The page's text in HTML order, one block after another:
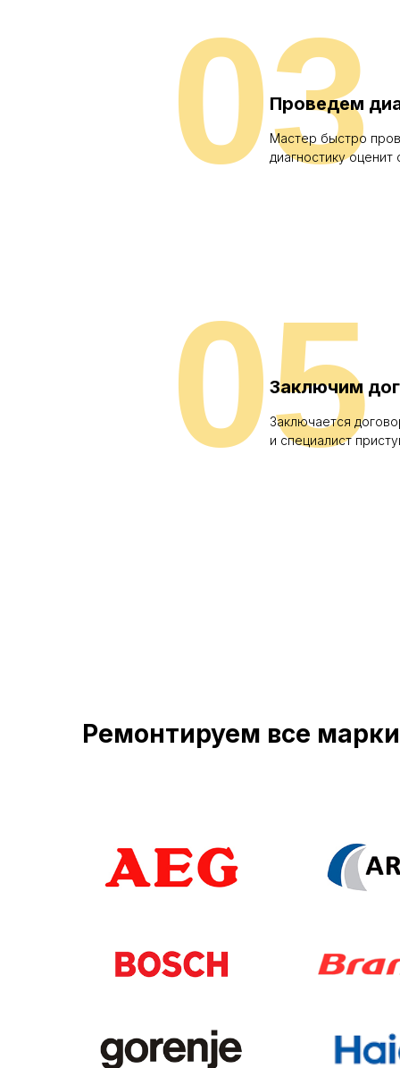
Проведем
Мастер быстро
диагностику оценит
03
Заключим
Заключается
и специалист
05
Ремонтируем все